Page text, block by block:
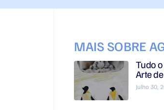
MAIS SOBRE
Tudo
Arte
Julho 30,